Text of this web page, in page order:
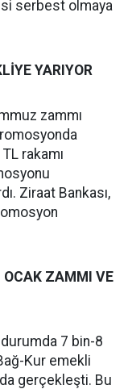
serbest olmaya
YARIYOR
zammı
rakamı
Ziraat Bankası,
OCAK ZAMMI VE
7 bin-8
Kur emekli
gerçekleşti. Bu